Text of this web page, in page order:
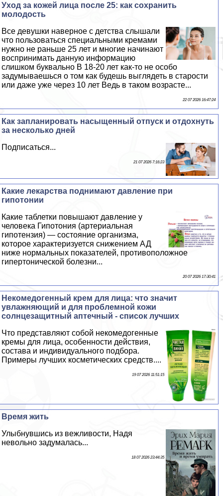
Уход за кожей лица после 25: как сохранить
молодость
Все дeвyшки наверное с детства слышали
что пользоваться специальными кремами
нужно не раньше 25 лет и многие начинают
воспринимать данную информацию
слишком буквально В 18-20 лет как-то не особо
задумываешься о том как будешь выглядеть в старости
или даже уже через 10 лет Ведь в таком возрасте...
22 07 2026 16:47:24
Как запланировать насыщенный отпуск и отдохнуть
за несколько дней
Подписаться...
21 07 2026 7:16:23
Какие лекарства поднимают давление при
гипотонии
Какие таблетки повышают давление у
человека Гипотония (артериальная
гипотензия) — состояние организма,
которое хаpaктеризуется снижением АД
ниже нормальных показателей, противоположное
гипертонической болезни...
20 07 2026 17:30:41
Некомедогенный крем для лица: что значит
увлажняющий и для проблемной кожи
солнцезащитный аптечный - список лучших
Что представляют собой некомедогенные
кремы для лица, особенности действия,
состава и индивидуального подбора.
Примеры лучших косметических средств....
19 07 2026 11:51:15
Время жить
Улыбнувшись из вежливости, Надя
невольно задумалась...
18 07 2026 23:44:35